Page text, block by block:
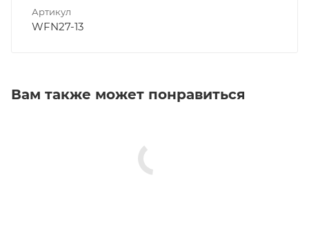
Артикул
WFN27-13
Вам также может понравиться